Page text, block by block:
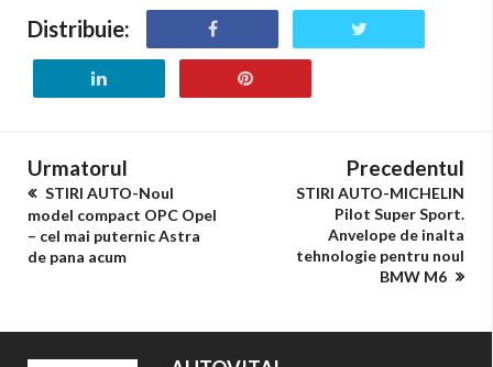
Distribuie:
Urmatorul
STIRI AUTO-Noul
model compact OPC Opel
– cel mai puternic Astra
de pana acum
Precedentul
STIRI AUTO-MICHELIN
Pilot Super Sport.
Anvelope de inalta
tehnologie pentru noul
BMW M6